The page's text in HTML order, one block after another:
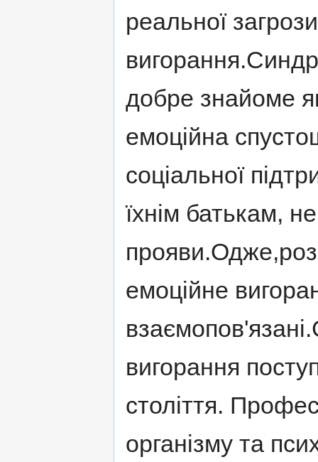
реальної
добре знайоме
емоційна
соціальної
їхнім батькам,
емоційне
вигорання
століття.
організму та